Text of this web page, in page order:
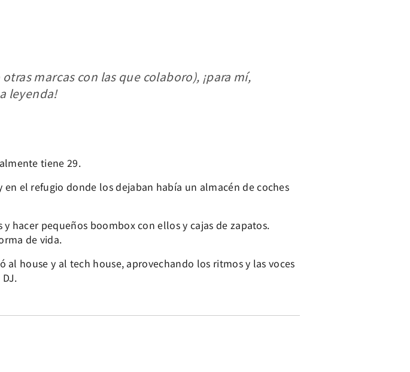
marcas con las que colaboro), ¡para mí,
leyenda!
tiene 29.
el refugio donde los dejaban había un almacén de coches
hacer pequeños boombox con ellos y cajas de zapatos.
de vida.
al house y al tech house, aprovechando los ritmos y las voces